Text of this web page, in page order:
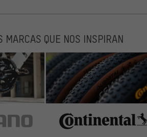
MARCAS QUE NOS INSPIRAN